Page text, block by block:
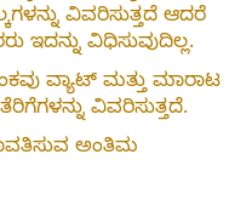
ವಿವರಿಸುತ್ತದೆ ಆದರೆ
ಇದನ್ನು ವಿಧಿಸುವುದಿಲ್ಲ.
ವ್ಯಾಟ್ ಮತ್ತು ಮಾರಾಟ
ವಿವರಿಸುತ್ತದೆ.
ಅಂತಿಮ